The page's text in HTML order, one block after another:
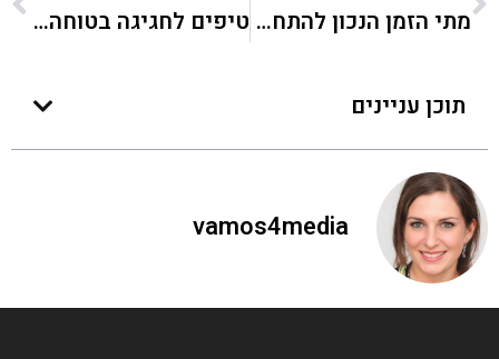
מתי הזמן הנכון להתחיל לתכנן בת מצווה? טיפים לחגיגה בטוחה עם ילדים במועדון אירועים
תוכן עניינים
vamos4media